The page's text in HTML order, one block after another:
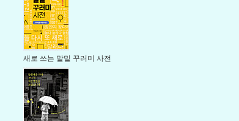
새로 쓰는 말밑 꾸러미 사전